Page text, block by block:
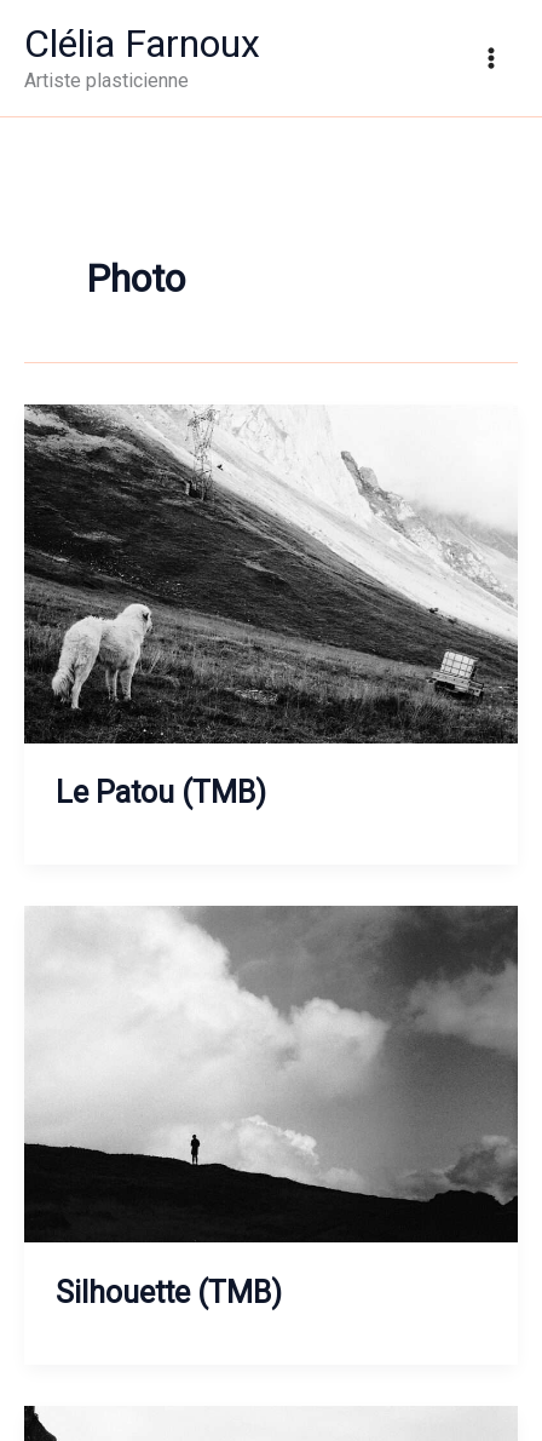
contenu
Clélia Farnoux
Artiste plasticienne
Photo
Le Patou (TMB)
Silhouette (TMB)